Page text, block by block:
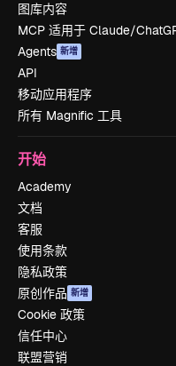
图库内容
MCP 适用于 Claude/
Agents 新增
API
移动应用程序
所有 Magnific 工具
开始
Academy
文档
客服
使用条款
隐私政策
原创作品 新增
Cookie 政策
信任中心
联盟营销